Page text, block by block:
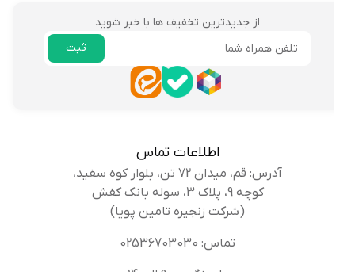
از جدیدترین تخفیف ها با خبر شوید
اطلاعات تماس
آدرس: قم، میدان 72 تن، بلوار کوه سفید،
کوچه 9، پلاک 3، سوله بانک کفش
(شرکت زنجیره تامین پویا)
تماس: 02536703030